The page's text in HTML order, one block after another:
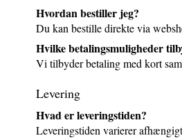
Hvordan bestiller jeg?
Du kan bestille direkte via
Hvilke betalingsmuligheder
Vi tilbyder betaling med kort
Levering
Hvad er leveringstiden?
Leveringstiden varierer